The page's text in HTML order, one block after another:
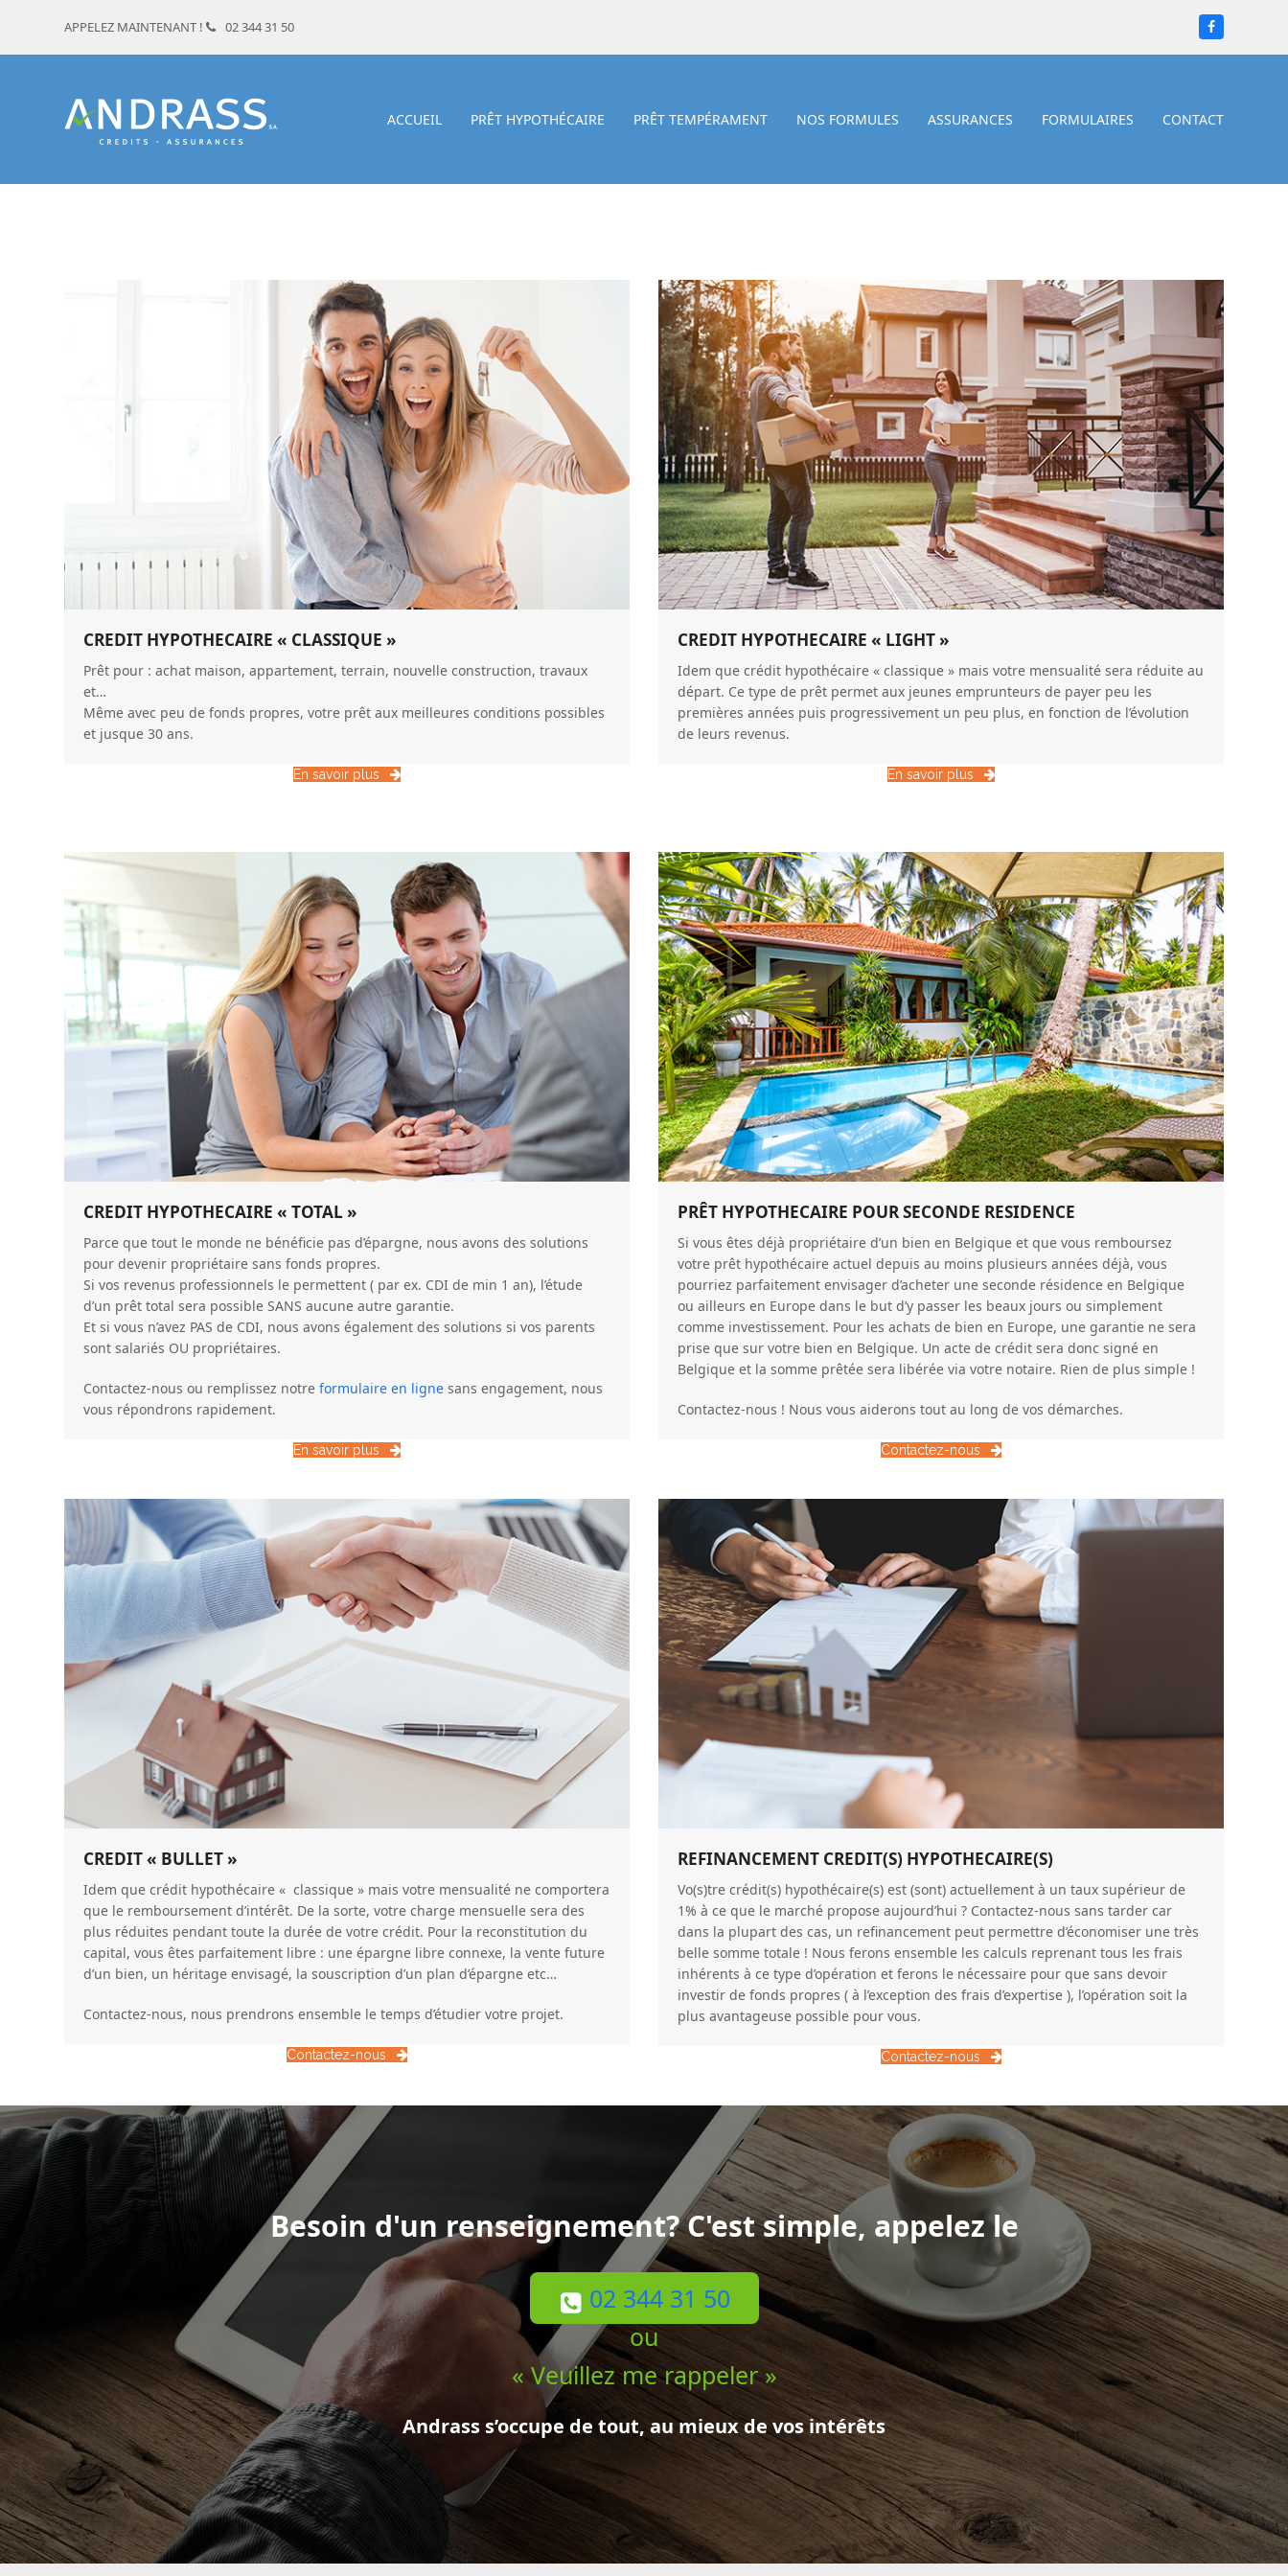
APPELEZ MAINTENANT ! 02 344 31 50 Facebook
ACCUEIL PRÊT HYPOTHÉCAIRE PRÊT TEMPÉRAMENT NOS FORMULES ASSURANCES FORMULAIRES CONTACT
CREDIT HYPOTHECAIRE « CLASSIQUE »
Prêt pour : achat maison, appartement, terrain, nouvelle construction, travaux
et…
Même avec peu de fonds propres, votre prêt aux meilleures conditions possibles
et jusque 30 ans.
En savoir plus
CREDIT HYPOTHECAIRE « LIGHT »
Idem que crédit hypothécaire « classique » mais votre mensualité sera réduite au
départ. Ce type de prêt permet aux jeunes emprunteurs de payer peu les
premières années puis progressivement un peu plus, en fonction de l’évolution
de leurs revenus.
En savoir plus
CREDIT HYPOTHECAIRE « TOTAL »
Parce que tout le monde ne bénéficie pas d’épargne, nous avons des solutions
pour devenir propriétaire sans fonds propres.
Si vos revenus professionnels le permettent ( par ex. CDI de min 1 an), l’étude
d’un prêt total sera possible SANS aucune autre garantie.
Et si vous n’avez PAS de CDI, nous avons également des solutions si vos parents
sont salariés OU propriétaires.
Contactez-nous ou remplissez notre formulaire en ligne sans engagement, nous
vous répondrons rapidement.
En savoir plus
PRÊT HYPOTHECAIRE POUR SECONDE RESIDENCE
Si vous êtes déjà propriétaire d’un bien en Belgique et que vous remboursez
votre prêt hypothécaire actuel depuis au moins plusieurs années déjà, vous
pourriez parfaitement envisager d’acheter une seconde résidence en Belgique
ou ailleurs en Europe dans le but d’y passer les beaux jours ou simplement
comme investissement. Pour les achats de bien en Europe, une garantie ne sera
prise que sur votre bien en Belgique. Un acte de crédit sera donc signé en
Belgique et la somme prêtée sera libérée via votre notaire. Rien de plus simple !
Contactez-nous ! Nous vous aiderons tout au long de vos démarches.
Contactez-nous
CREDIT « BULLET »
Idem que crédit hypothécaire « classique » mais votre mensualité ne comportera
que le remboursement d’intérêt. De la sorte, votre charge mensuelle sera des
plus réduites pendant toute la durée de votre crédit. Pour la reconstitution du
capital, vous êtes parfaitement libre : une épargne libre connexe, la vente future
d’un bien, un héritage envisagé, la souscription d’un plan d’épargne etc…
Contactez-nous, nous prendrons ensemble le temps d’étudier votre projet.
Contactez-nous
REFINANCEMENT CREDIT(S) HYPOTHECAIRE(S)
Vo(s)tre crédit(s) hypothécaire(s) est (sont) actuellement à un taux supérieur de
1% à ce que le marché propose aujourd’hui ? Contactez-nous sans tarder car
dans la plupart des cas, un refinancement peut permettre d’économiser une très
belle somme totale ! Nous ferons ensemble les calculs reprenant tous les frais
inhérents à ce type d’opération et ferons le nécessaire pour que sans devoir
investir de fonds propres ( à l’exception des frais d’expertise ), l’opération soit la
plus avantageuse possible pour vous.
Contactez-nous
Besoin d'un renseignement? C'est simple, appelez le
02 344 31 50
ou
« Veuillez me rappeler »
Andrass s’occupe de tout, au mieux de vos intérêts